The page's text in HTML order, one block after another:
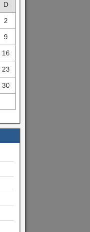
D
2
9
16
23
30